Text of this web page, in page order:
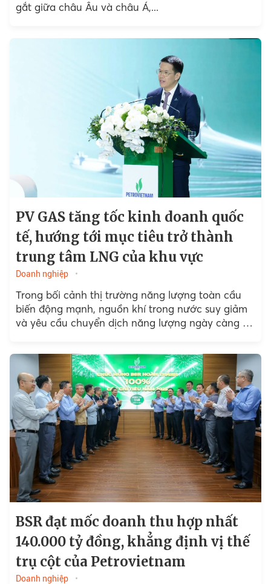
gắt giữa châu Âu và châu Á,...
PV GAS tăng tốc kinh doanh quốc
tế, hướng tới mục tiêu trở thành
trung tâm LNG của khu vực
Doanh nghiệp
Trong bối cảnh thị trường năng lượng toàn cầu
biến động mạnh, nguồn khí trong nước suy giảm
và yêu cầu chuyển dịch năng lượng ngày càng rõ
BSR đạt mốc doanh thu hợp nhất
140.000 tỷ đồng, khẳng định vị thế
trụ cột của Petrovietnam
Doanh nghiệp